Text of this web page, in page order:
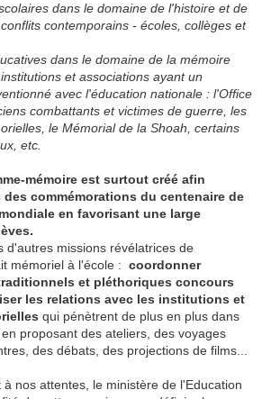
dans le domaine de l'histoire et de
contemporains - écoles, collèges et
dans le domaine de la mémoire
et associations ayant un
avec l'éducation nationale : l'Office
combattants et victimes de guerre, les
le Mémorial de la Shoah, certains
etc.
mémoire est surtout créé afin
commémorations du centenaire de
en favorisant une large
d'autres missions révélatrices de
mémoriel à l'école : coordonner
et pléthoriques concours
les relations avec les institutions et
qui pénètrent de plus en plus dans
proposant des ateliers, des voyages
des débats, des projections de films...
nos attentes, le ministère de l'Education